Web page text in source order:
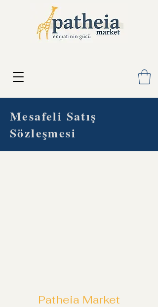
Mesafeli Satış
Sözleşmesi
Patheia Market